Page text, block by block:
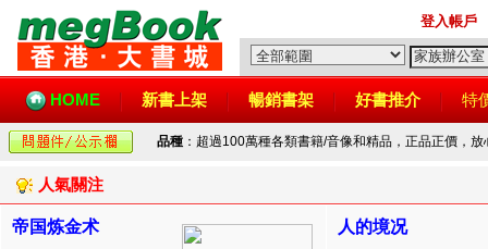
登入帳戶
HOME 新書上架 暢銷書架 好書推介 特
品種 ：超過100萬種各類書籍/音像和精品，正品正價，
人氣關注
帝国炼金术 人的境况